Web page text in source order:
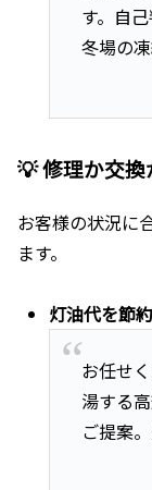
す。自
冬場の
💡 修理か交
お客様の状況に
ます。
灯油代を節
お任せ
湯する
ご提案